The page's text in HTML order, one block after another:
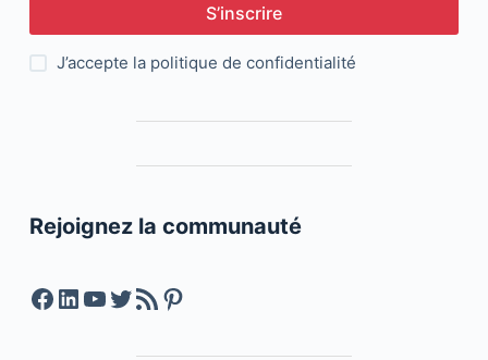
S’inscrire
J’accepte la politique de confidentialité
Rejoignez la communauté
Facebook
LinkedIn
YouTube
Twitter
Feed RSSPinterest